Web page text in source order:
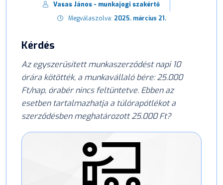
Vasas János - munkajogi szakértő
Megválaszolva: 2025. március 21.
Kérdés
Az egyszerűsített munkaszerződést napi 10
órára kötötték, a munkavállaló bére: 25.000
Ft/nap, órabér nincs feltüntetve. Ebben az
esetben tartalmazhatja a túlórapótlékot a
szerződésben meghatározott 25.000 Ft?